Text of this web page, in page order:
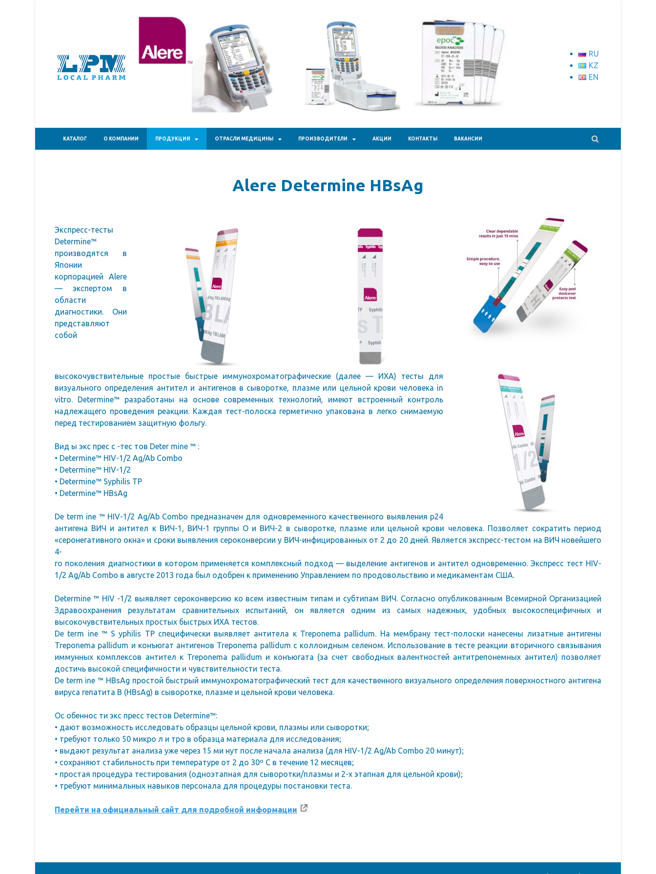
RU
KZ
EN
ТОО "Локал Фарм"
КАТАЛОГ О КОМПАНИИ ПРОДУКЦИЯ ОТРАСЛИ МЕДИЦИНЫ ПРОИЗВОДИТЕЛИ АКЦИИ КОНТАКТЫ ВАКАНСИИ
Alere Determine HBsAg
Экспресс-тесты
Determine™
производятся в
Японии
корпорацией Alere
— экспертом в
области
диагностики. Они
представляют
собой
высокочувствительные простые быстрые иммунохроматографические (далее — ИХА) тесты для
визуального определения антител и антигенов в сыворотке, плазме или цельной крови человека in
vitro. Determine™ разработаны на основе современных технологий, имеют встроенный контроль
надлежащего проведения реакции. Каждая тест-полоска герметично упакована в легко снимаемую
перед тестированием защитную фольгу.
Вид ы экс прес с -тес тов Deter mine ™ :
• Determine™ HIV-1/2 Ag/Ab Combo
• Determine™ HIV-1/2
• Determine™ Syphilis TP
• Determine™ HBsAg
De term ine ™ HIV-1/2 Ag/Ab Combo предназначен для одновременного качественного выявления р24
антигена ВИЧ и антител к ВИЧ-1, ВИЧ-1 группы О и ВИЧ-2 в сыворотке, плазме или цельной крови человека. Позволяет сократить период
«серонегативного окна» и сроки выявления сероконверсии у ВИЧ-инфицированных от 2 до 20 дней. Является экспресс-тестом на ВИЧ новейшего
4-
го поколения диагностики в котором применяется комплексный подход — выделение антигенов и антител одновременно. Экспресс тест HIV-
1/2 Ag/Ab Combo в августе 2013 года был одобрен к применению Управлением по продовольствию и медикаментам США.
Determine ™ HIV -1/2 выявляет сероконверсию ко всем известным типам и субтипам ВИЧ. Согласно опубликованным Всемирной Организацией
Здравоохранения результатам сравнительных испытаний, он является одним из самых надежных, удобных высокоспецифичных и
высокочувствительных простых быстрых ИХА тестов.
De term ine ™ S yphilis TP специфически выявляет антитела к Treponema pallidum. На мембрану тест-полоски нанесены лизатные антигены
Treponema pallidum и конъюгат антигенов Treponema pallidum с коллоидным селеном. Использование в тесте реакции вторичного связывания
иммунных комплексов антител к Treponema pallidum и конъюгата (за счет свободных валентностей антитрепонемных антител) позволяет
достичь высокой специфичности и чувствительности теста.
De term ine ™ HBsAg простой быстрый иммунохроматографический тест для качественного визуального определения поверхностного антигена
вируса гепатита В (HBsAg) в сыворотке, плазме и цельной крови человека.
Ос обеннос ти экс пресс тестов Determine™:
• дают возможность исследовать образцы цельной крови, плазмы или сыворотки;
• требуют только 50 микро л и тро в образца материала для исследования;
• выдают результат анализа уже через 15 ми нут после начала анализа (для HIV-1/2 Ag/Ab Combo 20 минут);
• сохраняют стабильность при температуре от 2 до 30º С в течение 12 месяцев;
• простая процедура тестирования (одноэтапная для сыворотки/плазмы и 2-х этапная для цельной крови);
• требуют минимальных навыков персонала для процедуры постановки теста.
Перейти на официальный сайт для подробной информации